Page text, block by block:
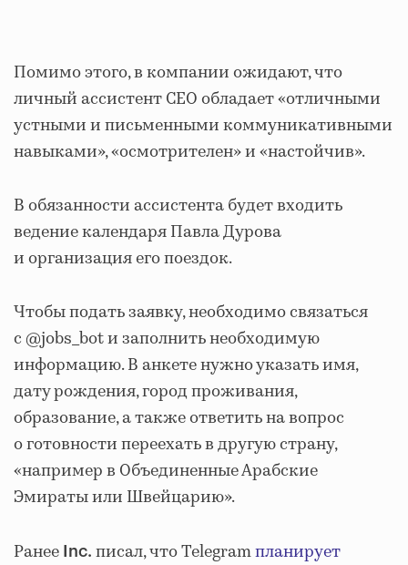
Помимо этого, в компании ожидают, что
личный ассистент CEO обладает «отличными
устными и письменными коммуникативными
навыками», «осмотрителен» и «настойчив».
В обязанности ассистента будет входить
ведение календаря Павла Дурова
и организация его поездок.
Чтобы подать заявку, необходимо связаться
с @jobs_bot и заполнить необходимую
информацию. В анкете нужно указать имя,
дату рождения, город проживания,
образование, а также ответить на вопрос
о готовности переехать в другую страну,
«например в Объединенные Арабские
Эмираты или Швейцарию».
Ранее Inc. писал, что Telegramпланирует